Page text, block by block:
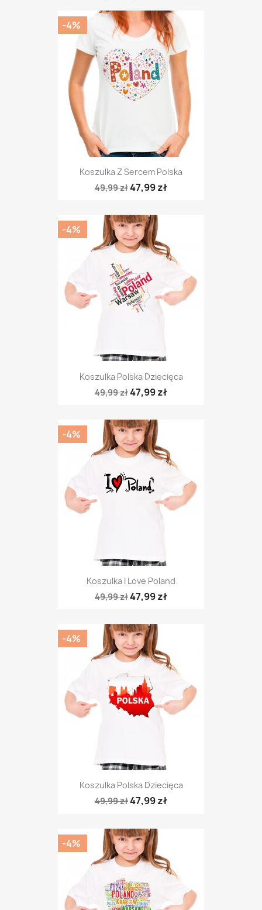
Koszulka Z Sercem Polska
49,99 zł47,99 zł
-4%
Koszulka Polska Dziecięca
49,99 zł47,99 zł
-4%
Koszulka I Love Poland
49,99 zł47,99 zł
-4%
Koszulka Polska Dziecięca
49,99 zł47,99 zł
-4%
-4%